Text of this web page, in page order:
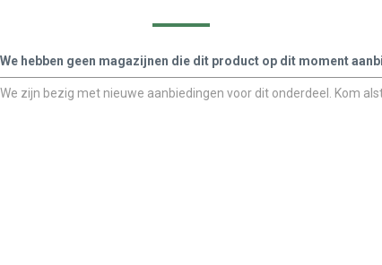
We hebben geen magazijnen die dit product op dit moment
We zijn bezig met nieuwe aanbiedingen voor dit onderdeel. Kom